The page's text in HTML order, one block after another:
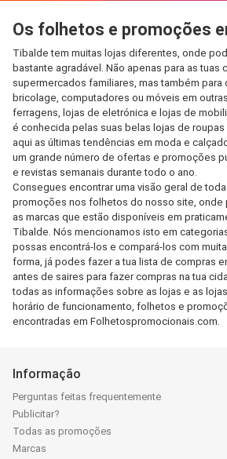
Os folhetos e promoções
Tibalde tem muitas lojas diferentes, onde
bastante agradável. Não apenas para as tuas
supermercados familiares, mas também para
bricolage, computadores ou móveis em
ferragens, lojas de eletrónica e lojas de
é conhecida pelas suas belas lojas de roupas
aqui as últimas tendências em moda e
um grande número de ofertas e promoções
e revistas semanais durante todo o ano.
Consegues encontrar uma visão geral de
promoções nos folhetos do nosso site,
as marcas que estão disponíveis em
Tibalde. Nós mencionamos isto em
possas encontrá-los e compará-los com
forma, já podes fazer a tua lista de compras
antes de saires para fazer compras na tua
todas as informações sobre as lojas e as
horário de funcionamento, folhetos e
encontradas em Folhetospromocionais.com.
Informação
Perguntas feitas frequentemente
Publicitar?
Todas as promoções
Marcas